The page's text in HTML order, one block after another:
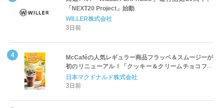
「NEXT20 Project」始動
WILLER株式会社
3日前
McCaféの人気レギュラー商品フラッペ＆スムージーが
初のリニューアル！「クッキー＆クリームチョコフラ
ッペ」「マンゴースムージー」8月5日（水）から販売
開始
日本マクドナルド株式会社
3日前